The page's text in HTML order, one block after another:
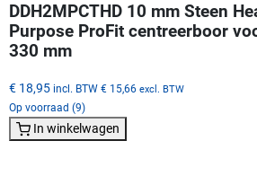
DDH2MPCTHD 10 mm Steen
Purpose ProFit centreerboor
330 mm
€ 18,95 incl. BTW € 15,66 excl. BTW
Op voorraad (9)
In winkelwagen